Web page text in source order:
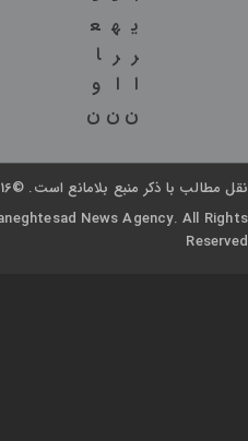
ی
ر
ا
ن
ه
ر
ا
ن
ع
ا
و
ن
نقل مطالب با ذکر منبع بلامانع است. ©2016
News Agency. All Rights
Reserved